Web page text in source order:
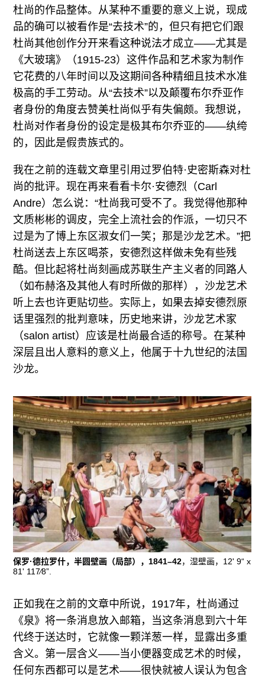
杜尚的作品整体。从某种不重要的意义上说，现成
品的确可以被看作是“去技术”的，但只有把它们跟
杜尚其他创作分开来看这种说法才成立——尤其是
《大玻璃》（1915-23）这件作品和艺术家为制作
它花费的八年时间以及这期间各种精细且技术水准
极高的手工劳动。从“去技术”以及颠覆布尔乔亚作
者身份的角度去赞美杜尚似乎有失偏颇。我想说，
杜尚对作者身份的设定是极其布尔乔亚的——纨绔
的，因此是假贵族式的。
我在之前的连载文章里引用过罗伯特·史密斯森对杜
尚的批评。现在再来看看卡尔·安德烈（Carl
Andre）怎么说：“杜尚我可受不了。我觉得他那种
文质彬彬的调皮，完全上流社会的作派，一切只不
过是为了博上东区淑女们一笑；那是沙龙艺术。”把
杜尚送去上东区喝茶，安德烈这样做未免有些残
酷。但比起将杜尚刻画成苏联生产主义者的同路人
（如布赫洛及其他人有时所做的那样），沙龙艺术
听上去也许更贴切些。实际上，如果去掉安德烈原
话里强烈的批判意味，历史地来讲，沙龙艺术家
（salon artist）应该是杜尚最合适的称号。在某种
深层且出人意料的意义上，他属于十九世纪的法国
沙龙。
保罗·德拉罗什，半圆壁画（局部），1841–42，湿壁画，12' 9“ x
81' 117⁄8”.
正如我在之前的文章中所说，1917年，杜尚通过
《泉》将一条消息放入邮箱，当这条消息到六十年
代终于送达时，它就像一颗洋葱一样，显露出多重
含义。第一层含义——当小便器变成艺术的时候，
任何东西都可以是艺术——很快就被人误认为包含